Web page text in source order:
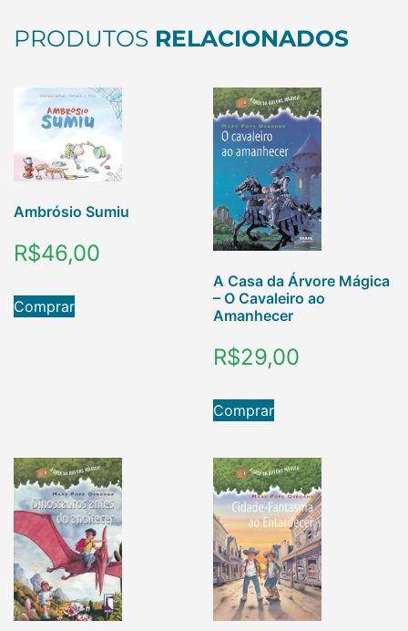
PRODUTOS RELACIONADOS
Ambrósio Sumiu
R$46,00
Comprar
A Casa da Árvore Mágica
– O Cavaleiro ao
Amanhecer
R$29,00
Comprar